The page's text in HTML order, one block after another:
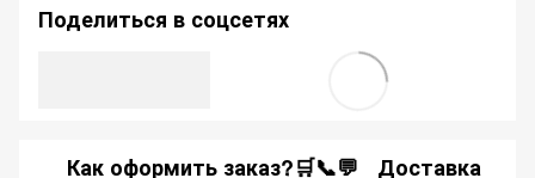
Поделиться в соцсетях
Как оформить заказ?🛒📞💬 Доставка